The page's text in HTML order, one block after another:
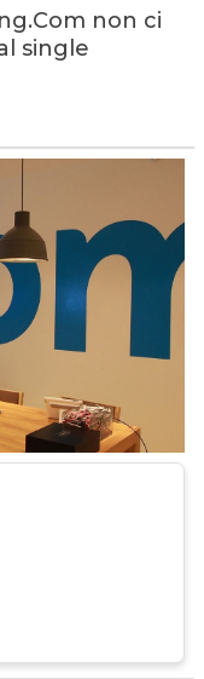
non ci
single